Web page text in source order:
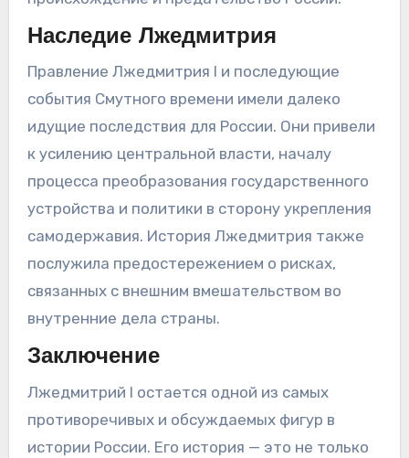
Наследие Лжедмитрия
Правление Лжедмитрия I и последующие
события Смутного времени имели далеко
идущие последствия для России. Они привели
к усилению центральной власти, началу
процесса преобразования государственного
устройства и политики в сторону укрепления
самодержавия. История Лжедмитрия также
послужила предостережением о рисках,
связанных с внешним вмешательством во
внутренние дела страны.
Заключение
Лжедмитрий I остается одной из самых
противоречивых и обсуждаемых фигур в
истории России. Его история — это не только